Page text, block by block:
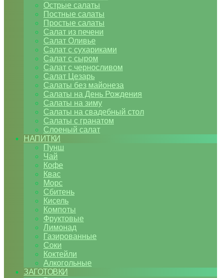
Острые салаты
Постные салаты
Простые салаты
Салат из печени
Салат Оливье
Салат с сухариками
Салат с сыром
Салат с черносливом
Салат Цезарь
Салаты без майонеза
Салаты на День Рождения
Салаты на зиму
Салаты на свадебный стол
Салаты с гранатом
Слоеный салат
НАПИТКИ
Пунш
Чай
Кофе
Квас
Морс
Сбитень
Кисель
Компоты
Фруктовые
Лимонад
Газированные
Соки
Коктейли
Алкогольные
ЗАГОТОВКИ